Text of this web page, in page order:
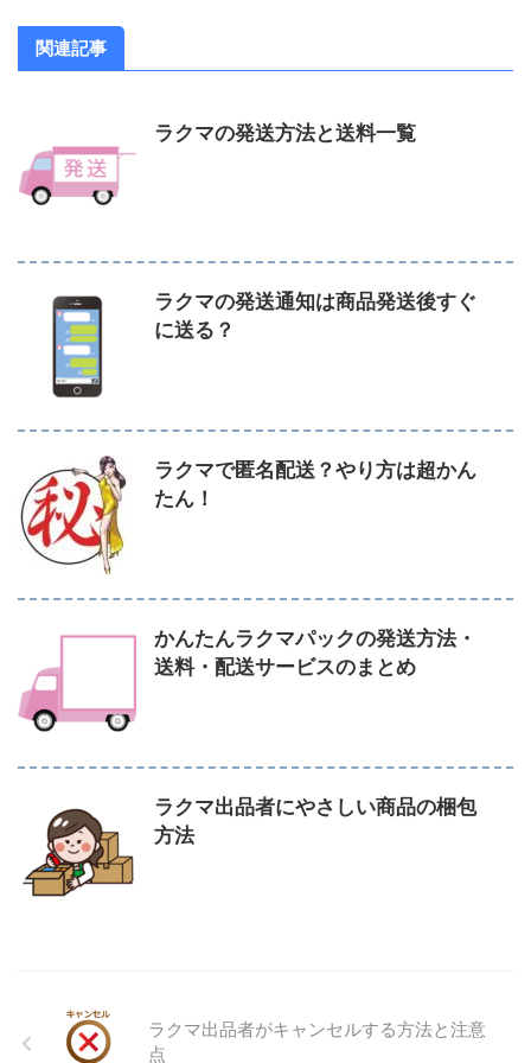
関連記事
ラクマの発送方法と送料一覧
ラクマの発送通知は商品発送後すぐ
に送る？
ラクマで匿名配送？やり方は超かん
たん！
かんたんラクマパックの発送方法・
送料・配送サービスのまとめ
ラクマ出品者にやさしい商品の梱包
方法
ラクマ出品者がキャンセルする方法と注意
点